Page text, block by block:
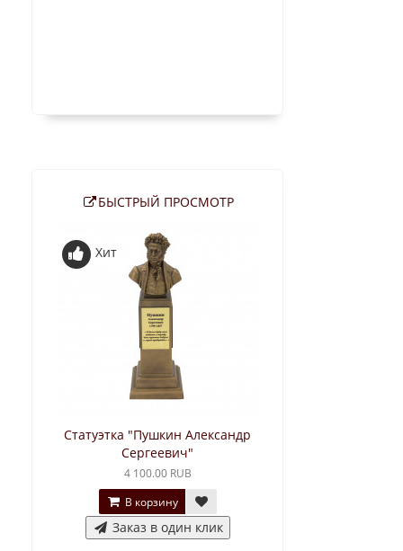
БЫСТРЫЙ ПРОСМОТР
Хит
Статуэтка "Пушкин Александр
Сергеевич"
4 100.00 RUB
В корзину
Заказ в один клик